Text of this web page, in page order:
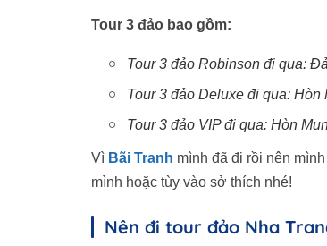
Tour 3 đảo bao gồm:
Tour 3 đảo Robinson đi qua:
Tour 3 đảo Deluxe đi qua:
Tour 3 đảo VIP đi qua: Hòn
Vì Bãi Tranh mình đã đi rồi nên
mình hoặc tùy vào sở thích nhé!
Nên đi tour đảo Nha